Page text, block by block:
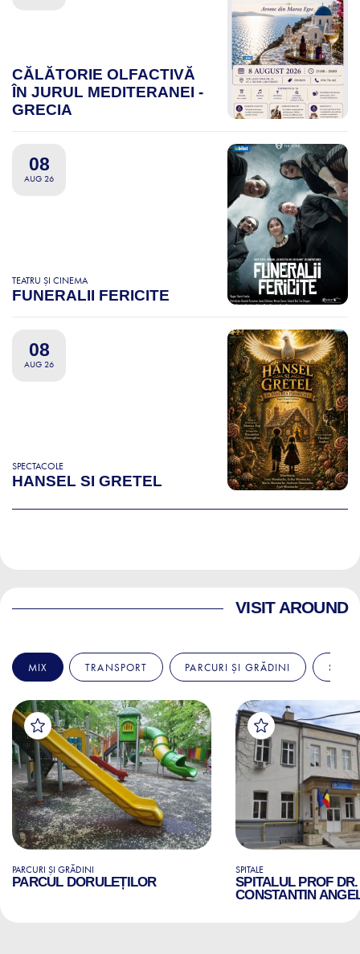
CĂLĂTORIE OLFACTIVĂ
ÎN JURUL MEDITERANEI -
GRECIA
08
AUG 26
TEATRU ȘI CINEMA
FUNERALII FERICITE
08
AUG 26
SPECTACOLE
HANSEL SI GRETEL
VISIT AROUND
MIX TRANSPORT PARCURI ȘI GRĂDINI
PARCURI ȘI GRĂDINI
PARCUL DORULEȚILOR
SPITALE
SPITALUL PROF DR.
CONSTANTIN